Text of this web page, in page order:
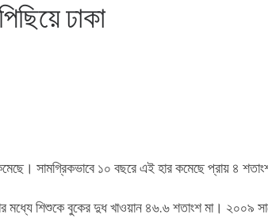
ঢাকা
সামগ্রিকভাবে ১০ বছরে এই হার কমেছে প্রায় ৪
মধ্যে শিশুকে বুকের দুধ খাওয়ান ৪৬.৬ শতাংশ মা। ২০০৯